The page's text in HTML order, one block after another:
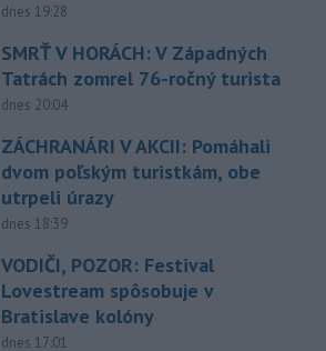
dnes 19:28
SMRŤ V HORÁCH: V Západných
Tatrách zomrel 76-ročný turista
dnes 20:04
ZÁCHRANÁRI V AKCII: Pomáhali
dvom poľským turistkám, obe
utrpeli úrazy
dnes 18:39
VODIČI, POZOR: Festival
Lovestream spôsobuje v
Bratislave kolóny
dnes 17:01